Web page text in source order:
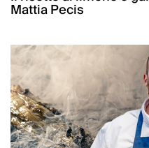
Mattia Pecis